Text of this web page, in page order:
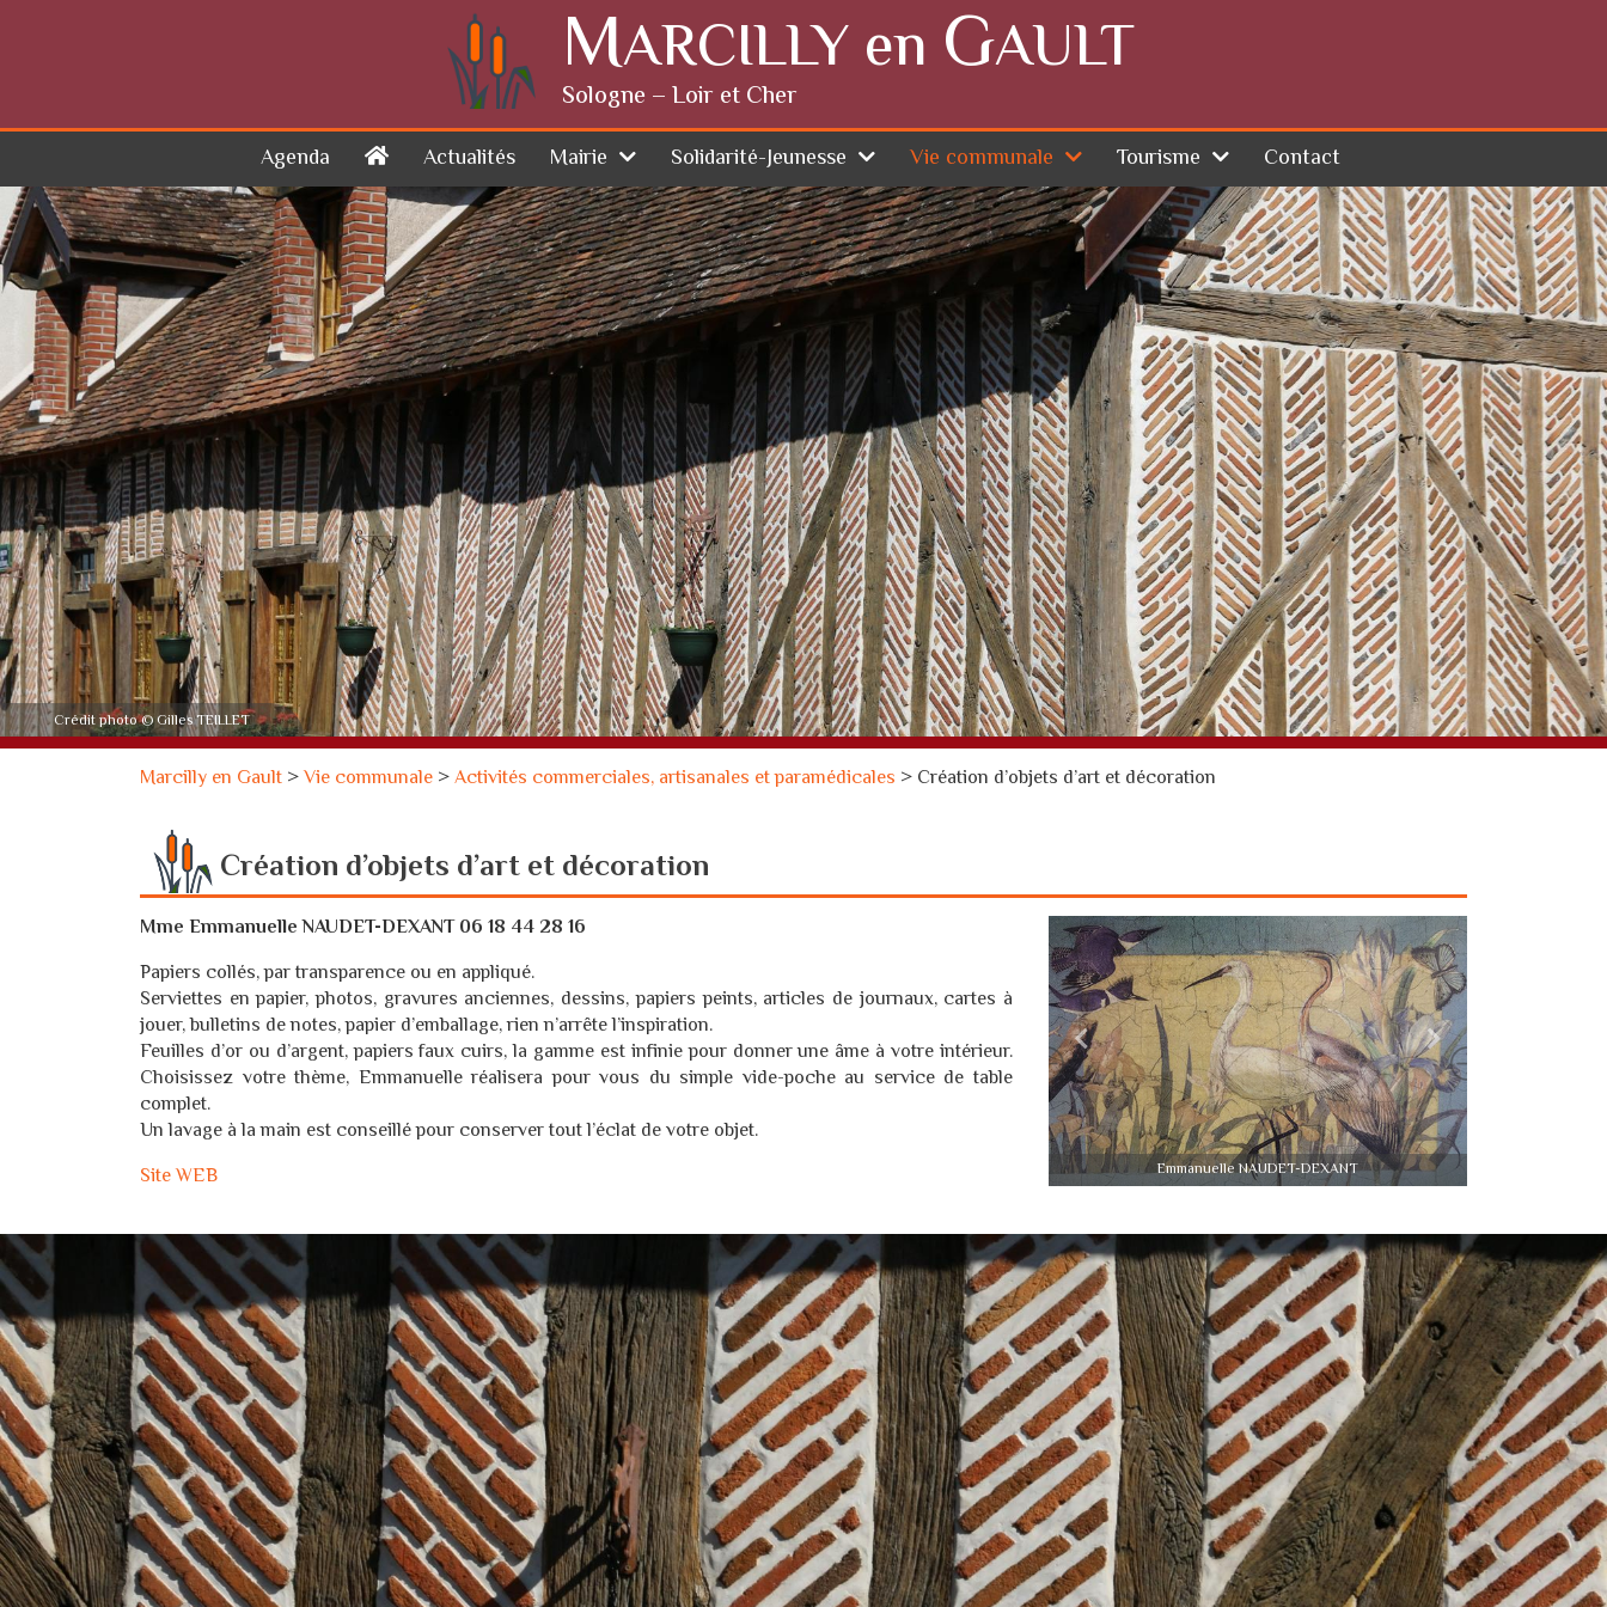
MARCILLY en GAULT
Sologne – Loir et Cher
Agenda Actualités Mairie Solidarité-Jeunesse Vie communale Tourisme Contact
Crédit photo © Gilles TEILLET
Marcilly en Gault >Vie communale >Activités commerciales, artisanales et paramédicales > Création d’objets d’art et décoration
Création d’objets d’art et décoration
Mme Emmanuelle NAUDET-DEXANT 06 18 44 28 16
Papiers collés, par transparence ou en appliqué.
Serviettes en papier, photos, gravures anciennes, dessins, papiers peints, articles de journaux, cartes à
jouer, bulletins de notes, papier d’emballage, rien n’arrête l’inspiration.
Feuilles d’or ou d’argent, papiers faux cuirs, la gamme est infinie pour donner une âme à votre intérieur.
Choisissez votre thème, Emmanuelle réalisera pour vous du simple vide-poche au service de table
complet.
Un lavage à la main est conseillé pour conserver tout l’éclat de votre objet.
Site WEB
Emmanuelle NAUDET-DEXANT
Emmanuelle NAUDET-DEXANT